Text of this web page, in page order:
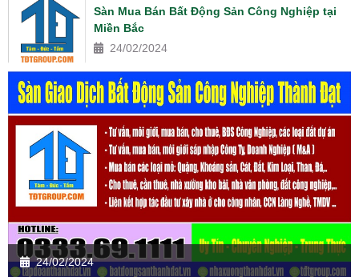
Sàn Mua Bán Bất Động Sản Công Nghiệp tại
Miền Bắc
24/02/2024
24/02/2024